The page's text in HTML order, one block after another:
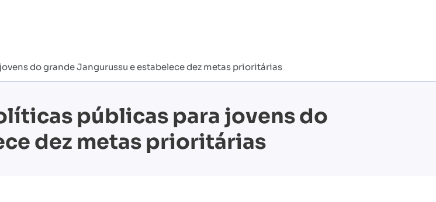
do grande Jangurussu e estabelece dez metas prioritárias
públicas para jovens do
dez metas prioritárias